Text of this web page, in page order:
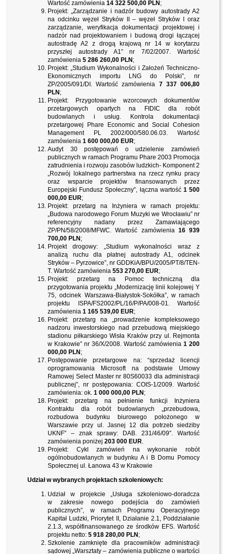
Wartość zamówienia 14 322 500,00 PLN ;
Projekt: „Zarządzanie i nadzór budowy autostrady A2
na odcinku węzeł Stryków II – węzeł Stryków I oraz
zarządzanie, weryfikacja dokumentacji projektowej i
nadzór nad projektowaniem i budową drogi łączącej
autostradę A2 z drogą krajową nr 14 w korytarzu
przyszłej autostrady A1” nr 7/02/2007. Wartość
zamówienia 5 286 260,00 PLN ;
Projekt: „Studium Wykonalności i Założeń Techniczno-
Ekonomicznych importu LNG do Polski”, nr
ZP/2005/091/DI. Wartość zamówienia 7 337 006,80
PLN ;
Projekt: Przygotowanie wzorcowych dokumentów
przetargowych opartych na FIDIC dla robót
budowlanych i usług. Kontrola dokumentacji
przetargowej Phare Economic and Social Cohesion
Management PL 2002/000/580.06.03. Wartość
zamówienia 1 600 000,00 EUR;
Audyt 30 postępowań o udzielenie zamówień
publicznych w ramach Programu Phare 2003 Promocja
zatrudnienia i rozwoju zasobów ludzkich- Komponent 2
„Rozwój lokalnego partnerstwa na rzecz rynku pracy
oraz wsparcie projektów finansowanych przez
Europejski Fundusz Społeczny”, łączna wartość 1 500
000,00 EUR;
Projekt: przetarg na Inżyniera w ramach projektu:
„Budowa narodowego Forum Muzyki we Wrocławiu” nr
referencyjny nadany przez Zamawiającego
ZP/PN/58/2008/MFWC. Wartość zamówienia 16 939
700,00 PLN ;
Projekt drogowy: „Studium wykonalności wraz z
analizą ruchu dla płatnej autostrady A1, odcinek
Stryków – Pyrzowice”, nr GDDKiA/BPU/2005/PT/8/TEN-
T. Wartość zamówienia 553 270,00 EUR;
Projekt: przetarg na Pomoc techniczną dla
przygotowania projektu „Modernizację linii kolejowej Y
75, odcinek Warszawa-Białystok-Sokółka”, w ramach
projektu ISPA/FS2002/PL/16/P/PA/008-01. Wartość
zamówienia 1 165 539,00 EUR;
Projekt: przetarg na „prowadzenie kompleksowego
nadzoru inwestorskiego nad przebudową miejskiego
stadionu piłkarskiego Wisła Kraków przy ul. Rejmonta
w Krakowie” nr 36/X/2008. Wartość zamówienia 1 200
000,00 PLN ;
Postępowanie przetargowe na: “sprzedaż licencji
oprogramowania Microsoft na podstawie Umowy
Ramowej Select Master nr 80S60033 dla administracji
publicznej”, nr postępowania: COIS-1/2009. Wartość
zamówienia: ok. 1 000 000,00 PLN ;
Projekt: przetarg na pełnienie funkcji Inżyniera
Kontraktu dla robót budowlanych „przebudowa,
rozbudowa budynku biurowego położonego w
Warszawie przy ul. Jasnej 12 dla potrzeb siedziby
UKNF” – znak sprawy: DAB. 231/46/09″. Wartość
zamówienia poniżej 203 000 EUR.
Projekt: Cykl zamówień na wykonanie robót
ogólnobudowlanych w budynku A i B Domu Pomocy
Społecznej ul. Łanowa 43 w Krakowie
Udział w wybranych projektach szkoleniowych:
Udział w projekcie „Usługa szkoleniowo-doradcza
w zakresie nowego podejścia do zamówień
publicznych”, w ramach Programu Operacyjnego
Kapitał Ludzki, Priorytet II, Działanie 2.1, Poddziałanie
2.1.3, współfinansowanego ze środków EFS. Wartość
projektu netto: 5 918 280,00 PLN ;
Szkolenie zamknięte dla pracowników administracji
sądowej „Warsztaty – zamówienia publiczne o wartości